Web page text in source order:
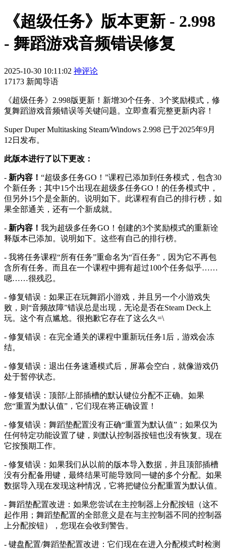
《超级任务》版本更新 - 2.998
- 舞蹈游戏音频错误修复
2025-10-30 10:11:02 神评论
17173 新闻导语
《超级任务》2.998版更新！新增30个任务、3个奖励模式，修
复舞蹈游戏音频错误等关键问题。立即查看完整更新内容！
Super Duper Multitasking Steam/Windows 2.998 已于2025年9月
12日发布。
此版本进行了以下更改：
- 新内容！ “超级多任务GO！”课程已添加到任务模式，包含30
个新任务；其中15个出现在超级多任务GO！的任务模式中，
但另外15个是全新的。说明如下。此课程有自己的排行榜，如
果全部通关，还有一个新成就。
- 新内容！ 我为超级多任务GO！创建的3个奖励模式的重新诠
释版本已添加。说明如下。这些有自己的排行榜。
- 我将任务课程“所有任务”重命名为“百任务”，因为它不再包
含所有任务。而且在一个课程中拥有超过100个任务似乎……
嗯……很残忍。
- 修复错误：如果正在玩舞蹈小游戏，并且另一个小游戏失
败，则“音频故障”错误总是出现，无论是否在Steam Deck上
玩。这个有点尴尬。很抱歉它存在了这么久=\
- 修复错误：在完全通关的课程中重新玩任务1后，游戏会冻
结。
- 修复错误：退出任务速通模式后，屏幕会空白，就像游戏仍
处于暂停状态。
- 修复错误：顶部/上部插槽的默认键位分配不正确。如果
您“重置为默认值”，它们现在将正确设置！
- 修复错误：舞蹈垫配置没有正确“重置为默认值”；如果仅为
任何特定功能设置了键，则默认控制器按钮也没有恢复。现在
它按预期工作。
- 修复错误：如果我们从以前的版本导入数据，并且顶部插槽
没有分配备用键，最终结果可能导致同一键的多个分配。如果
数据导入现在发现这种情况，它将把键位分配重置为默认值。
- 舞蹈垫配置改进：如果您尝试在主控制器上分配按钮（这不
起作用；舞蹈垫配置的全部意义是在与主控制器不同的控制器
上分配按钮），您现在会收到警告。
- 键盘配置/舞蹈垫配置改进：它们现在在进入分配模式时检测